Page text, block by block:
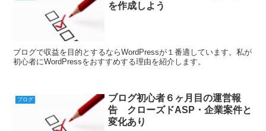
を作成しよう
ブログで収益を目的とするならWordPressが１番適しています。私が
初心者にWordPressをおすすめする理由を紹介します。
ブログ
ブログ初心者６ヶ月目の運営報
告 クローズドASP・企業案件と
変化あり